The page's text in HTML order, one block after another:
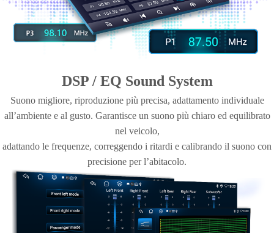
DSP / EQ Sound System
Suono migliore, riproduzione più precisa, adattamento individuale
all’ambiente e al gusto. Garantisce un suono più chiaro ed equilibrato
nel veicolo,
adattando le frequenze, correggendo i ritardi e calibrando il suono con
precisione per l’abitacolo.